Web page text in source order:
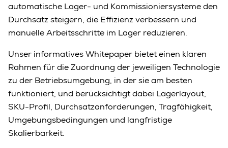
automatische Lager- und Kommissioniersysteme den
Durchsatz steigern, die Effizienz verbessern und
manuelle Arbeitsschritte im Lager reduzieren.
Unser informatives Whitepaper bietet einen klaren
Rahmen für die Zuordnung der jeweiligen Technologie
zu der Betriebsumgebung, in der sie am besten
funktioniert, und berücksichtigt dabei Lagerlayout,
SKU-Profil, Durchsatzanforderungen, Tragfähigkeit,
Umgebungsbedingungen und langfristige
Skalierbarkeit.